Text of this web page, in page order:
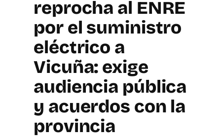
reprocha al ENRE
por el suministro
eléctrico a
Vicuña: exige
audiencia pública
y acuerdos con la
provincia